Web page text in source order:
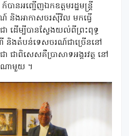
បានអញ្ជើញឯកឧត្តមរដ្ឋមន្ត្រី
និងអាកាសចរស៊ីវិល មកធ្វើ
ជា ដើម្បីបានស្វែងយល់ពីព្រះពុទ្ធ
និងតំបន់ទេសចរណ៍ជាច្រើននៅ
ា ជាពិសេសគឺប្រាសាទអង្គរវត្ត នៅ
ណាមួយ ។